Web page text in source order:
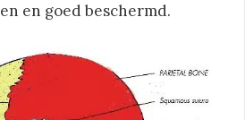
en goed beschermd.